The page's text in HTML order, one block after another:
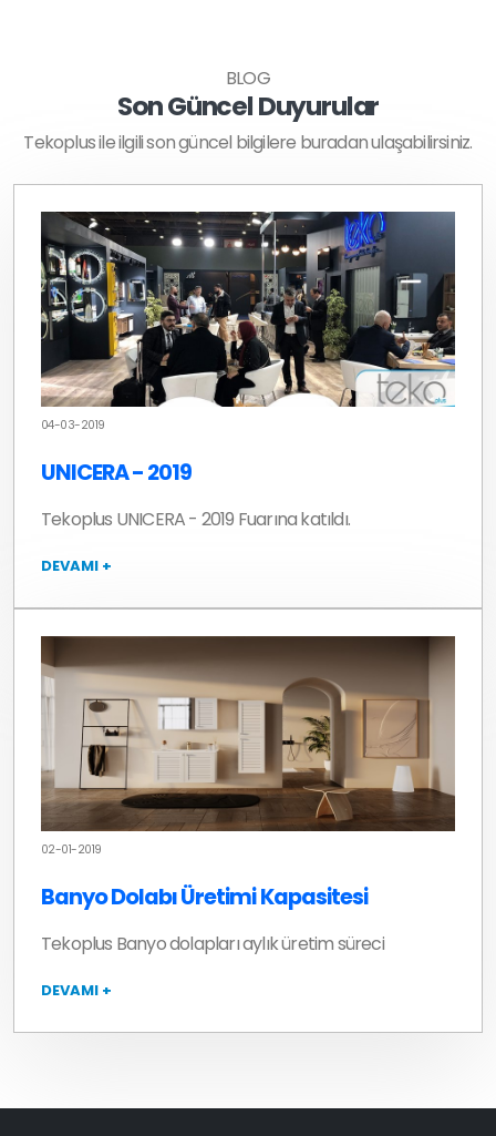
BLOG
Son Güncel Duyurular
Tekoplus ile ilgili son güncel bilgilere buradan ulaşabilirsiniz.
04-03-2019
UNICERA - 2019
Tekoplus UNICERA - 2019 Fuarına katıldı.
DEVAMI +
02-01-2019
Banyo Dolabı Üretimi Kapasitesi
Tekoplus Banyo dolapları aylık üretim süreci
DEVAMI +